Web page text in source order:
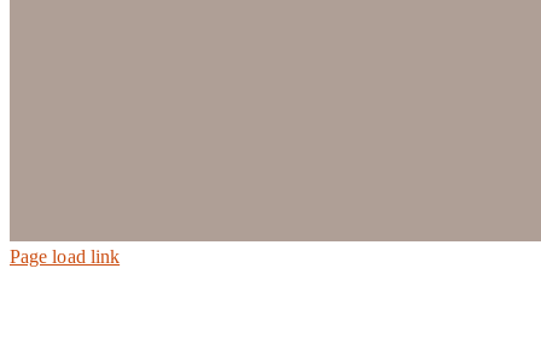
Page load link